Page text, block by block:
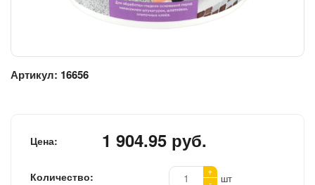
Артикул: 16656
Цена: 1 904.95 руб.
Количество:
+
шт